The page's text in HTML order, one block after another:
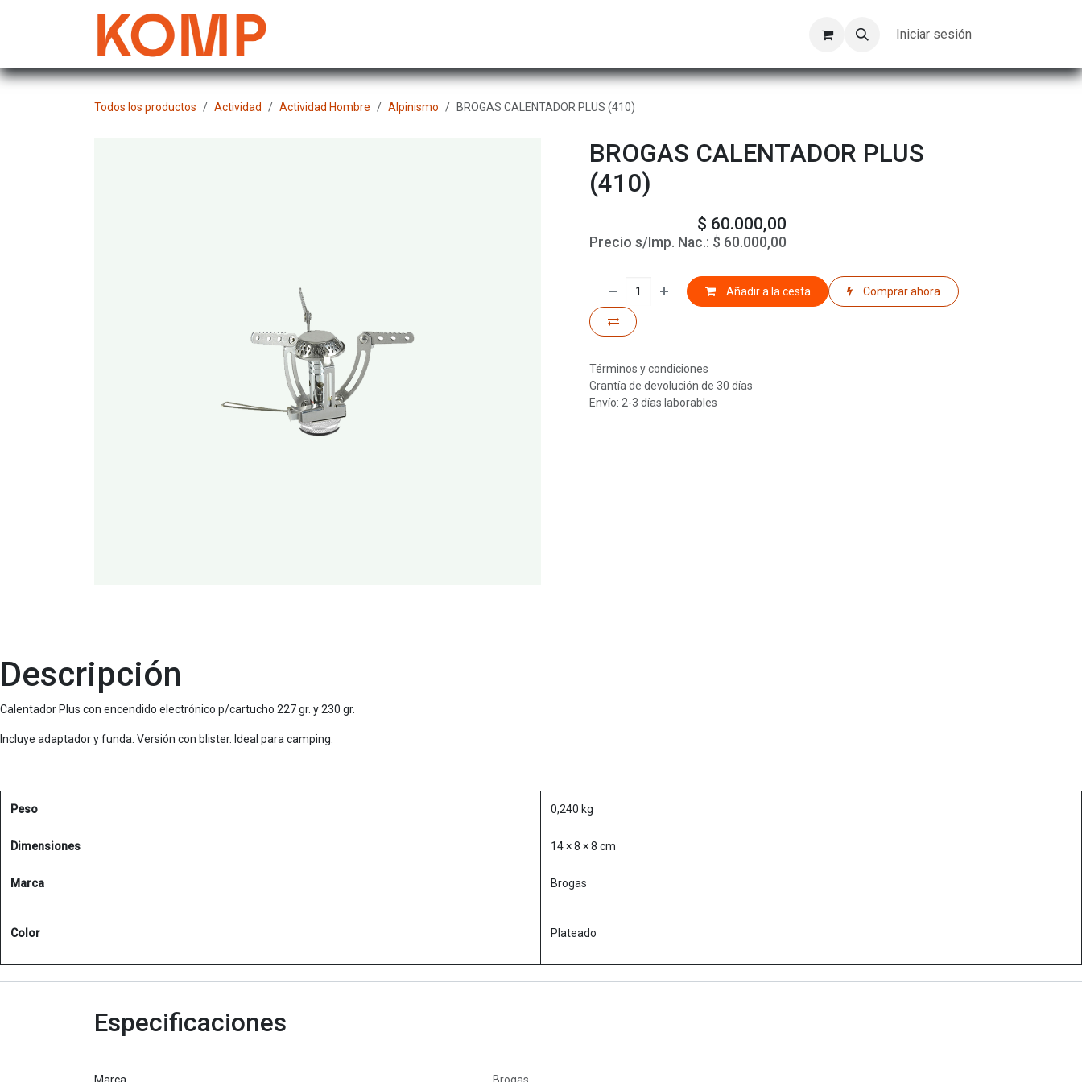
Trabajos Iniciar sesión
Todos los productos Actividad Actividad Hombre Alpinismo BROGAS CALENTADOR PLUS (410)
BROGAS CALENTADOR PLUS
(410)
$ 60.000,00
Precio s/Imp. Nac.: $ 60.000,00
Añadir a la cesta Comprar ahora
Términos y condiciones
Grantía de devolución de 30 días
Envío: 2-3 días laborables
Descripción
Calentador Plus con encendido electrónico p/cartucho 227 gr. y 230 gr.
Incluye adaptador y funda. Versión con blister. Ideal para camping.
Peso 0,240 kg
Dimensiones 14 × 8 × 8 cm
Marca Brogas
Color Plateado
Especificaciones